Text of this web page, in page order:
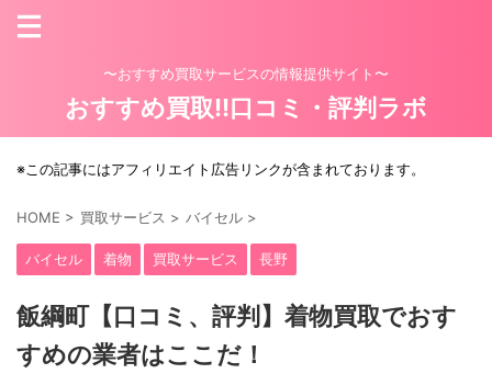
〜おすすめ買取サービスの情報提供サイト〜
おすすめ買取!!口コミ・評判ラボ
※この記事にはアフィリエイト広告リンクが含まれております。
HOME > 買取サービス > バイセル >
バイセル 着物 買取サービス 長野
飯綱町【口コミ、評判】着物買取でおす
すめの業者はここだ！